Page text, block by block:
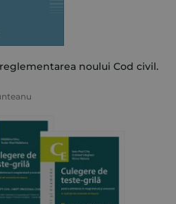
noului Cod civil.